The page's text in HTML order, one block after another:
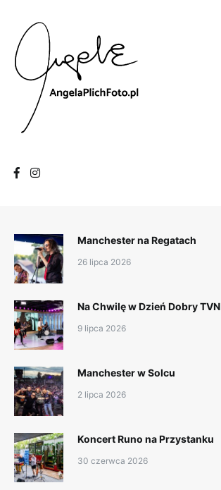
content
Manchester na Regatach
26 lipca 2026
Na Chwilę w Dzień Dobry TVN
9 lipca 2026
Manchester w Solcu
2 lipca 2026
Koncert Runo na Przystanku
30 czerwca 2026